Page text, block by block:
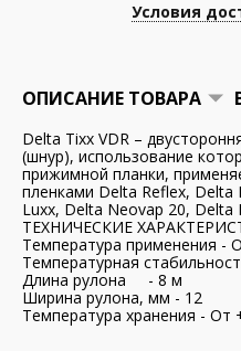
Условия
ОПИСАНИЕ ТОВАРА
Delta Tixx VDR –
(шнур), использование
прижимной планки,
пленками Delta Reflex, Delta
Luxx, Delta Neovap 20, Delta
ТЕХНИЧЕСКИЕ
Температура применения -
Температурная
Длина рулона - 8 м
Ширина рулона, мм - 12
Температура хранения - От